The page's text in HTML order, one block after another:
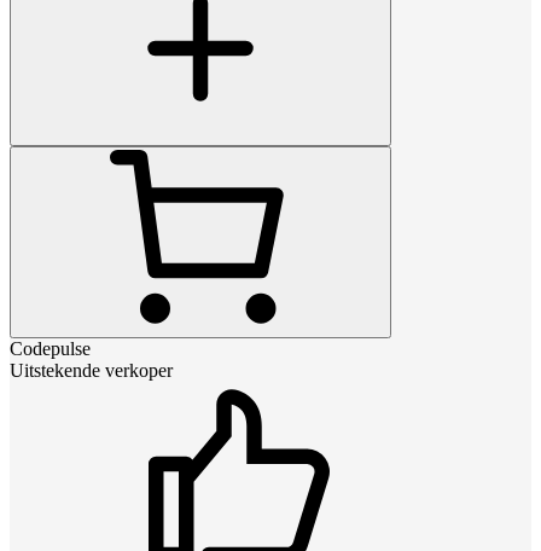
Codepulse
Uitstekende verkoper